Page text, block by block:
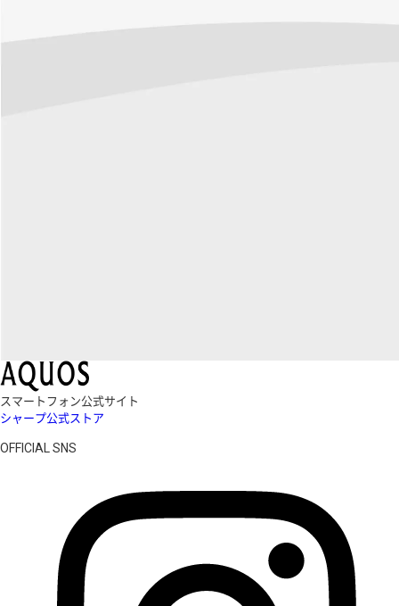
スマートフォン公式サイト
シャープ公式ストア
OFFICIAL SNS